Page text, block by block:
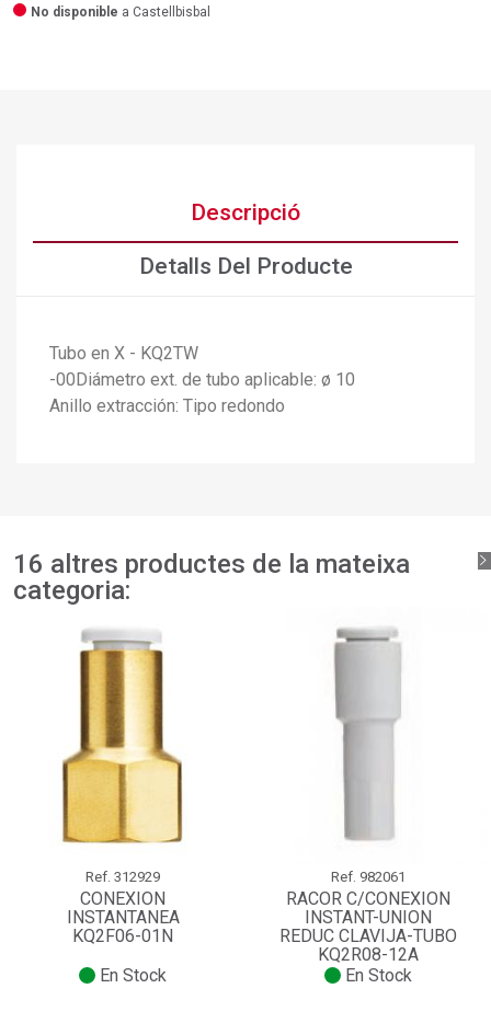
Crear una llista de desitjos
Connectar-se
No disponible a Castellbisbal
Descripció
Detalls Del Producte
Tubo en X - KQ2TW
-00Diámetro ext. de tubo aplicable: ø 10
Anillo extracción: Tipo redondo
16 altres productes de la mateixa
categoria:
Ref. 312929
CONEXION
INSTANTANEA
KQ2F06-01N
En Stock
Ref. 982061
RACOR C/CONEXION
INSTANT-UNION
REDUC CLAVIJA-TUBO
KQ2R08-12A
En Stock